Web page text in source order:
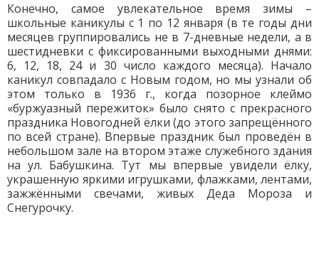
Конечно, самое увлекательное время зимы –
школьные каникулы с 1 по 12 января (в те годы дни
месяцев группировались не в 7-дневные недели, а в
шестидневки с фиксированными выходными днями:
6, 12, 18, 24 и 30 число каждого месяца). Начало
каникул совпадало с Новым годом, но мы узнали об
этом только в 1936 г., когда позорное клеймо
«буржуазный пережиток» было снято с прекрасного
праздника Новогодней ёлки (до этого запрещённого
по всей стране). Впервые праздник был проведён в
небольшом зале на втором этаже служебного здания
на ул. Бабушкина. Тут мы впервые увидели ёлку,
украшенную яркими игрушками, флажками, лентами,
зажжёнными свечами, живых Деда Мороза и
Снегурочку.